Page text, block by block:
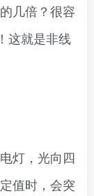
几倍？很容
这就是非线
灯，光向四
值时，会突